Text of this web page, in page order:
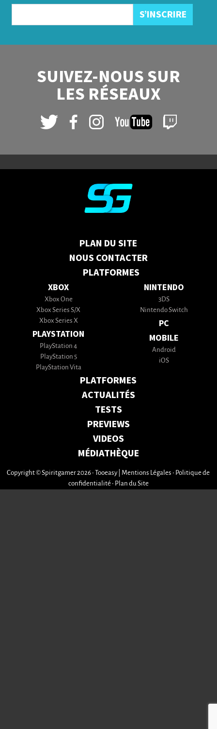
SUIVEZ-NOUS SUR
LES RÉSEAUX
PLAN DU SITE
NOUS CONTACTER
PLATFORMES
XBOX
Xbox One
Xbox Series S/X
Xbox Series X
PLAYSTATION
PlayStation 4
PlayStation 5
PlayStation Vita
NINTENDO
3DS
Nintendo Switch
PC
MOBILE
Android
iOS
PLATFORMES
ACTUALITÉS
TESTS
PREVIEWS
VIDEOS
MÉDIATHÈQUE
Copyright © Spiritgamer 2026 • Tooeasy Mentions Légales • Politique de
confidentialité • Plan du Site